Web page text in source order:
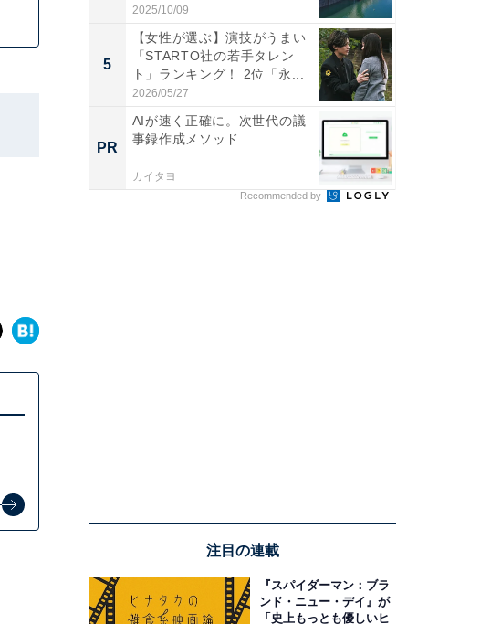
2025/10/09
5
【女性が選ぶ】演技がうまい
「STARTO社の若手タレン
ト」ランキング！ 2位「永...
2026/05/27
PR
AIが速く正確に。次世代の議
事録作成メソッド
カイタヨ
Recommended by
注目の連載
『スパイダーマン：ブラ
ンド・ニュー・デイ』が
「史上もっとも優しいヒ